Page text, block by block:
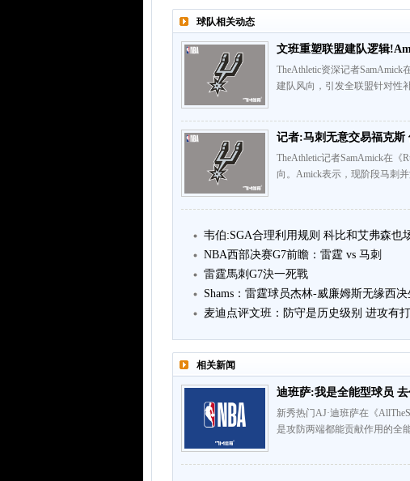
球队相关动态
文班重塑联盟建队逻辑
TheAthletic资深记者
建队风向，引发全联盟针对
记者:马刺无意交易福克斯
TheAthletic记者SamAmick在
向。Amick表示，现阶段马刺
韦伯:SGA合理利用规则 科比和艾弗森也
NBA西部决赛G7前瞻：雷霆 vs 马刺
雷霆馬刺G7決一死戰
Shams：雷霆球员杰林-威廉姆斯无缘西
麦迪点评文班：防守是历史级别 进攻有
相关新闻
迪班萨:我是全能型球员
新秀热门AJ·迪班萨在《
是攻防两端都能贡献作用的